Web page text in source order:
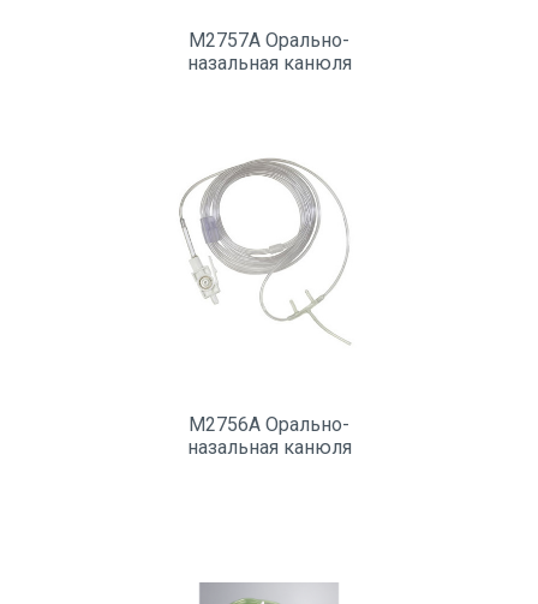
M2757A Орально-
назальная канюля
M2756A Орально-
назальная канюля